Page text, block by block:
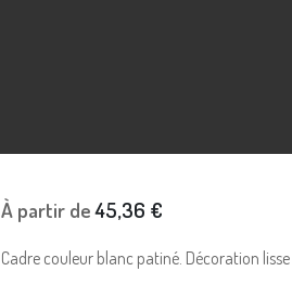
À partir de45,36 €
Cadre couleur blanc patiné. Décoration lisse